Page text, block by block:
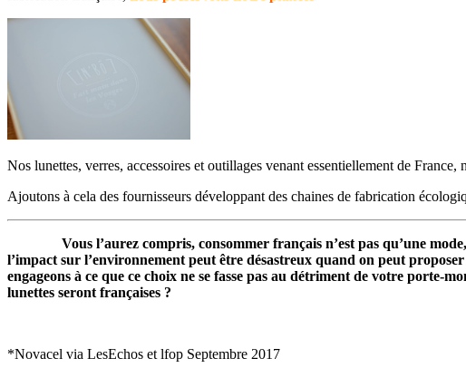
Nos lunettes, verres, accessoires et outillages venant essentiellement de
Ajoutons à cela des fournisseurs développant des chaines de fabrication
Vous l’aurez compris, consommer français n’est pas qu’une mode,
l’impact sur l’environnement peut être désastreux quand on peut
engageons à ce que ce choix ne se fasse pas au détriment de votre porte-
lunettes seront françaises ?
*Novacel via LesEchos et lfop Septembre 2017